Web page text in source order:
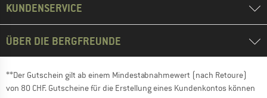
KUNDENSERVICE
ÜBER DIE BERGFREUNDE
**Der Gutschein gilt ab einem Mindestabnahmewert (nach Retoure)
von 80 CHF. Gutscheine für die Erstellung eines Kundenkontos können